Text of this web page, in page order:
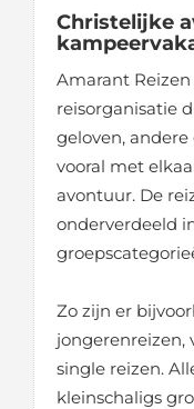
Christelijke
Amarant
reisorganisatie
geloven,
vooral met
avontuur. De
onderverdeeld
Zo zijn er
jongerenreizen,
single reizen.
kleinschaligs